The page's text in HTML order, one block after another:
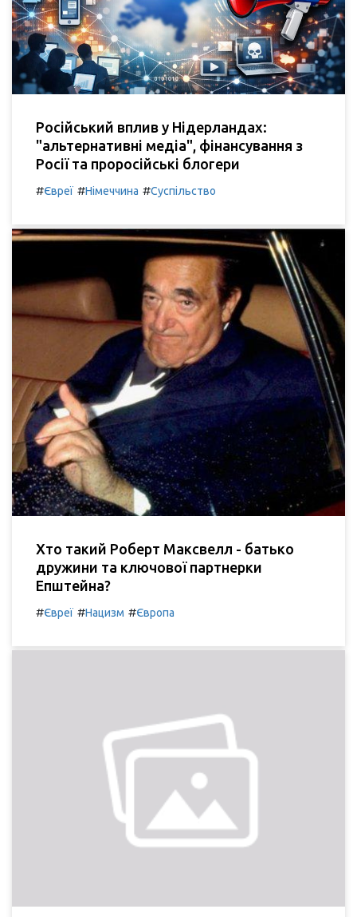
Російський вплив у Нідерландах:
"альтернативні медіа", фінансування з
Росії та проросійські блогери
#Євреї #Німеччина #Суспільство
Хто такий Роберт Максвелл - батько
дружини та ключової партнерки
Епштейна?
#Євреї #Нацизм #Європа